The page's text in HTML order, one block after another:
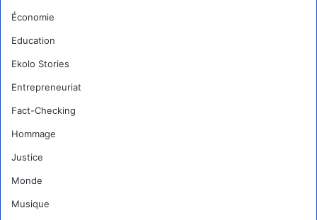
Économie
Education
Ekolo Stories
Entrepreneuriat
Fact-Checking
Hommage
Justice
Monde
Musique